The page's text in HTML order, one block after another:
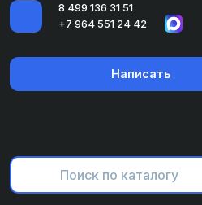
8 499 136 31 51
+7 964 551 24 42
Написать